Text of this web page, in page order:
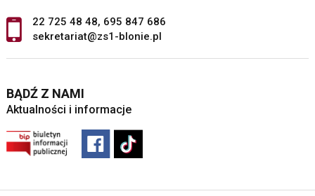
22 725 48 48, 695 847 686
sekretariat@zs1-blonie.pl
BĄDŹ Z NAMI
Aktualności i informacje